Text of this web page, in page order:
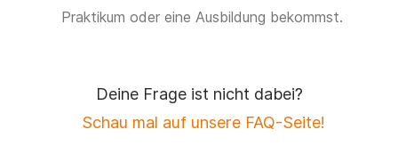
Praktikum oder eine Ausbildung bekommst.
Deine Frage ist nicht dabei?
Schau mal auf unsere FAQ-Seite!